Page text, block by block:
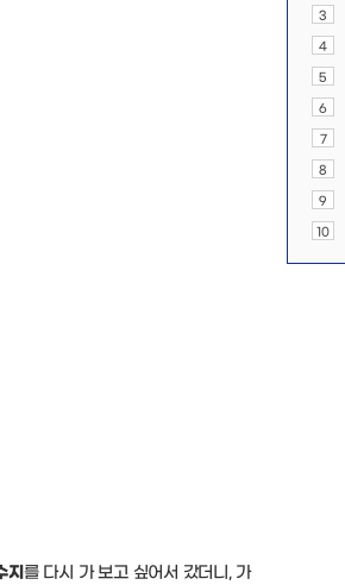
지를 다시 가 보고 싶어서 갔더니, 가
3
4
5
6
7
8
9
10